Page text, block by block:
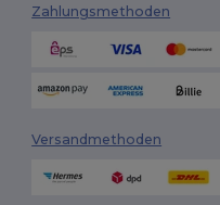
Zahlungsmethoden
Versandmethoden